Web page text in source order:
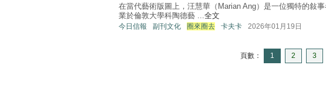
在當代藝術版圖上，汪慧華（Marian Ang）是一位獨特的敍
業於倫敦大學科陶德藝 ...全文
今日信報 副刊文化 圈來圈去 卡夫卡 2026年01月19日
頁數： 1 2 3